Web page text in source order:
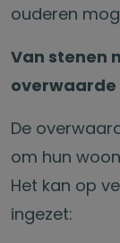
ouderen
Van stenen
overwaarde
De
om hun
Het kan op
ingezet: